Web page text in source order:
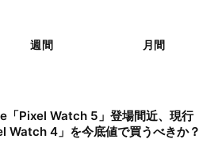
週間 月間
「Pixel Watch 5」登場間近、現行
Watch 4」を今底値で買うべきか？